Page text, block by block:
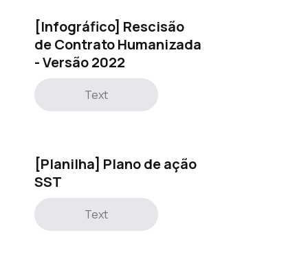
[Infográfico] Rescisão
de Contrato Humanizada
- Versão 2022
Text
[Planilha] Plano de ação
SST
Text